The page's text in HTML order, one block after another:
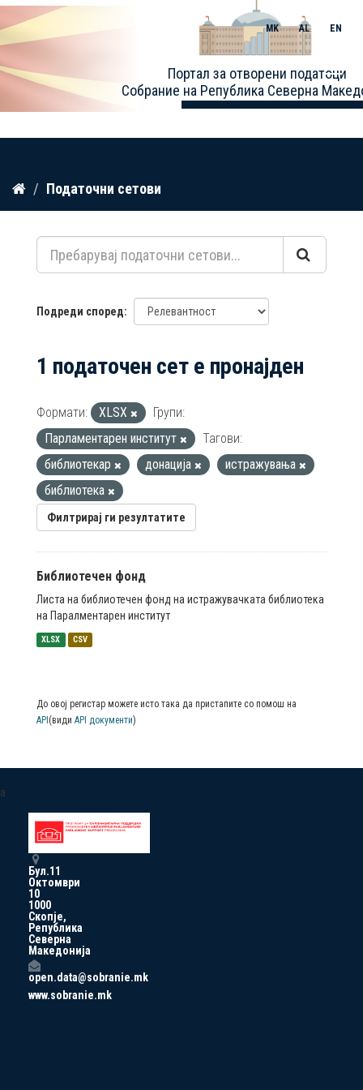
Прескокнете
содржина
Портал за отворени податоци
Собрание на Република Северна
MK AL EN
Toggle
Податочни сетови
Подреди според
1 податочен сет е пронајден
Формати: XLSX
Групи:
Парламентарен институт
Тагови:
библиотекар
донација
истражувања
библиотека
Филтрирај ги резултатите
Библиотечен фонд
Листа на библиотечен фонд на истражувачката библиотека
на Паралментарен институт
XLSX CSV
До овој регистар можете исто така да пристапите со помош на
API (види API документи)
a
Бул.11
Октомври
10
1000
Скопје,
Република
Северна
Македонија
open.data@sobranie.mk
www.sobranie.mk